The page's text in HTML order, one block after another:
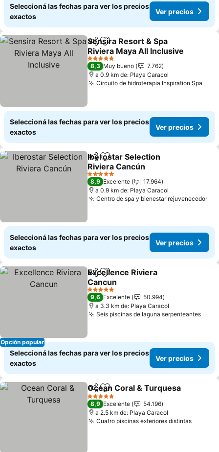
Seleccioná las fechas para ver los precios
exactos
Ver precios
CompartirAñadir a favoritos
Sensira Resort & Spa
Riviera Maya All Inclusive
Ver precios
5 Estrellas
8,3 Muy bueno
7.762
a 0.9 km de: Playa Caracol
Circuito de hidroterapia Inspiration Spa
Seleccioná las fechas para ver los precios
exactos
Ver precios
CompartirAñadir a favoritos
Iberostar Selection
Riviera Cancún
Ver precios
5 Estrellas
8,9 Excelente
17.964
a 0.9 km de: Playa Caracol
Centro de spa y bienestar rejuvenecedor
Seleccioná las fechas para ver los precios
exactos
Ver precios
Opción popular
CompartirAñadir a favoritos
Excellence Riviera
Cancun
Ver precios
5 Estrellas
9,6 Excelente
50.994
a 3.3 km de: Playa Caracol
Seis piscinas de laguna serpenteantesVer
Seleccioná las fechas para ver los precios
exactos
Ver precios
CompartirAñadir a favoritos
Ocean Coral & Turquesa
5 Estrellas
8,9 Excelente
54.196
a 2.5 km de: Playa Caracol
Cuatro piscinas exteriores distintasVer